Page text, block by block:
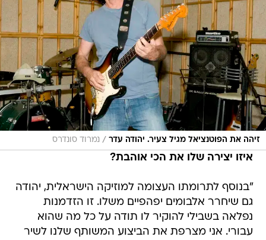
זיהה את הפוטנציאל מגיל צעיר. יהודה עדר / נמרוד סונדרס
איזו יצירה שלו את הכי אוהבת?
"בנוסף לתרומתו העצומה למוזיקה הישראלית, יהודה
גם שיחרר אלבומים יפהפיים משלו. זו הזדמנות
נפלאה בשבילי להוקיר לו תודה על כל מה שהוא
עבורי. אני מצרפת את הביצוע המשותף שלנו לשיר